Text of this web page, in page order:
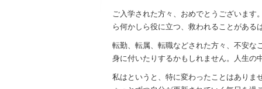
ご入学された方々、おめでとうございます
ら何かしら役に立つ、救われることがある
転勤、転属、転職などされた方々、不安な
身に付いたりするかもしれません。人生の
私はというと、特に変わったことはありま